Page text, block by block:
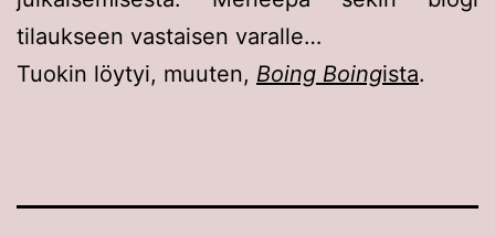
tilaukseen vastaisen varalle…
Tuokin löytyi, muuten, Boing Boingista.